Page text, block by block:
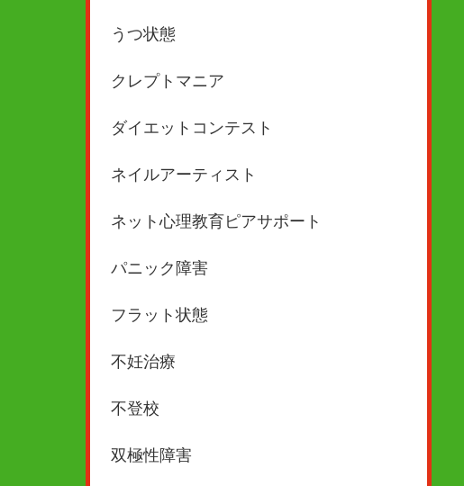
うつ状態
クレプトマニア
ダイエットコンテスト
ネイルアーティスト
ネット心理教育ピアサポート
パニック障害
フラット状態
不妊治療
不登校
双極性障害